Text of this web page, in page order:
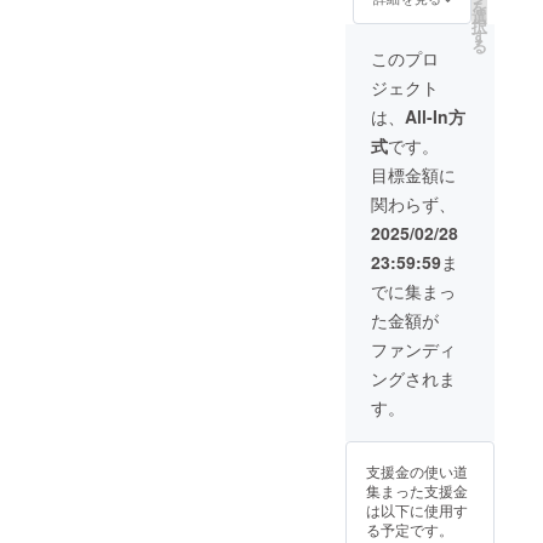
は必ず
のリ
ターン
に貼付
された
ラベル
や注意
書きを
ご確認
くださ
い。」
しくは
限：
パッ
ケージ
に記載
・原産
国、産
地：長
崎県平
戸市
「原材
料及び
添加物
等の食
品表示
はお届
け商品
のラベ
ルに表
商品開
は必ず
お届け
のリ
ターン
にて掲
否、掲
載の場
合は掲
載させ
ていた
だくお
名前、
名称を
お知ら
せくだ
さいま
せ) 誠に
ありが
とうご
ざいま
す。 ・
個数：
卵)6個
×4（計
ケー
キ)1
ホール
・消費
ケーキ
ミアム
バスク
チーズ
ケーキ
＋親鶏
肉１羽
セッ
ト】を
ご提供
しま
す。 ま
た、掲
載ご希
望の方
には当
農場各
SNSア
カウン
させて
きま
す。(※
備考欄
にて掲
を
選
択
す
る
このプロ
ジェクト
は、 All-In方
式です。
目標金額に
関わらず、
2025/02/28
23:59:59ま
でに集まっ
た金額が
ファンディ
ングされま
す。
支援金の使い道
集まった支援金
は以下に使用す
る予定です。